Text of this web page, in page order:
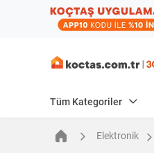
Tüm Kategoriler
Elektronik